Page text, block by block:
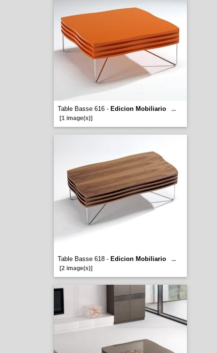
Table Basse 616 - Edicion Mobiliario
...
[1 image(s)]
Table Basse 618 - Edicion Mobiliario
...
[2 image(s)]